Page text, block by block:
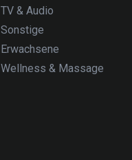
TV & Audio
Sonstige
Erwachsene
Wellness & Massage